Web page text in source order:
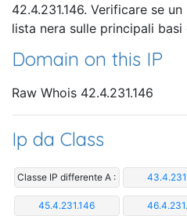
42.4.231.146. Verificare se
lista nera sulle principali
Domain on this IP
Raw Whois 42.4.231.146
Ip da Class
Classe IP differente A :
45.4.231.146